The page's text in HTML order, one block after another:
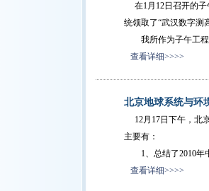
在1月12日召开的子
统领取了“武汉数字测
我所作为子午工程
查看详细>>>>
北京地球系统与环
12月17日下午，北
主要有：
1、总结了2010年中
查看详细>>>>